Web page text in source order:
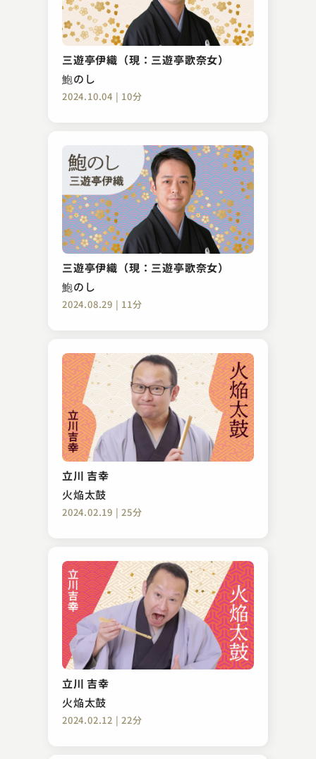
三遊亭伊織（現：三遊亭歌奈女）
鮑のし
2024.10.04 | 10分
三遊亭伊織（現：三遊亭歌奈女）
鮑のし
2024.08.29 | 11分
立川 吉幸
火焔太鼓
2024.02.19 | 25分
立川 吉幸
火焔太鼓
2024.02.12 | 22分